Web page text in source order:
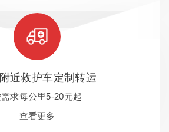
近救护车定制转运
求每公里5-20元起
查看更多